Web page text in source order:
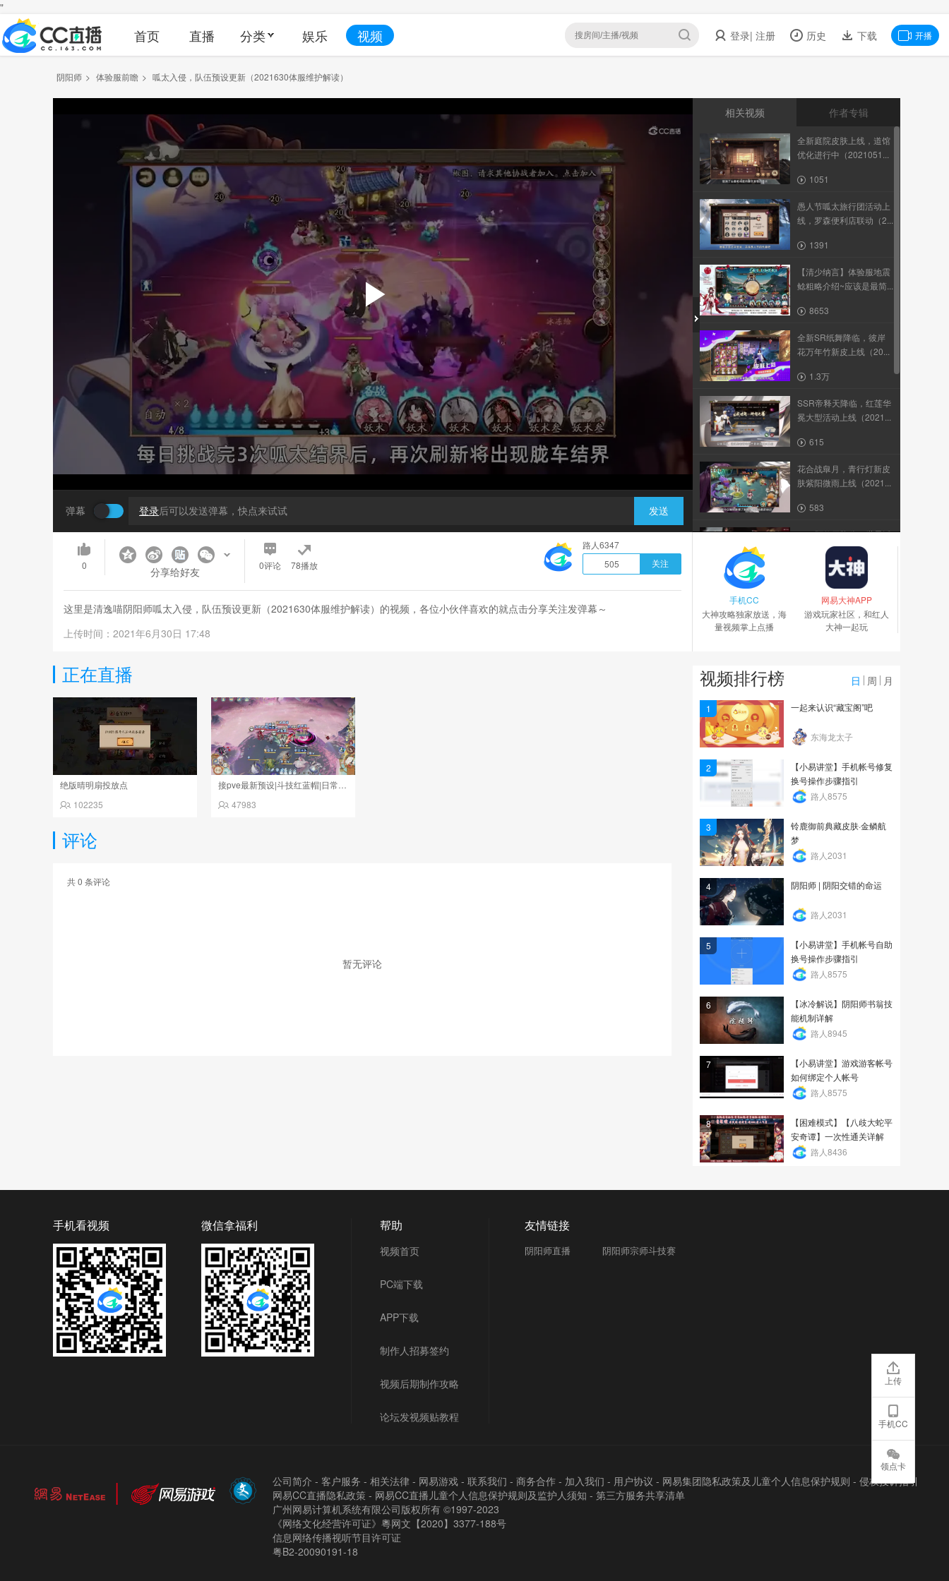
"
首页 直播 分类 娱乐 视频 登录| 注册 历史 下载 开播
阴阳师 > 体验服前瞻 > 呱太入侵，队伍预设更新（2021630体服维护解读）
弹幕 登录后可以发送弹幕，快点来试试 发送
相关视频 作者专辑
全新庭院皮肤上线，道馆
优化进行中（2021051...
1051
愚人节呱太旅行团活动上
线，罗森便利店联动（2...
1391
【清少纳言】体验服地震
鲶粗略介绍~应该是最简...
8653
全新SR纸舞降临，彼岸
花万年竹新皮上线（20...
1.3万
SSR帝释天降临，红莲华
冕大型活动上线（2021...
615
花合战臯月，青行灯新皮
肤紫阳微雨上线（2021...
583
SSR阿修罗降临，世界活
动天魔归来上线（2021...
帝释天自动AI优化，追月
神技能调整增强（2021...
将开启，蝉冰雪女首无...
1742
【阴阳师】小天狗召唤动
画，式神建模更新展示...
1.4万
0 分享给好友 0评论 78播放
路人6347
505
关注
这里是清逸喵阴阳师呱太入侵，队伍预设更新（2021630体服维护解读）的视频，各位小伙伴喜欢的就点击分享关注发弹幕～
上传时间：2021年6月30日 17:48
手机CC
大神攻略独家放送，海
量视频掌上点播
网易大神APP
游戏玩家社区，和红人
大神一起玩
正在直播
绝版晴明扇投放点
102235
47983
评论
共0 条评论
暂无评论
视频排行榜 日 周 月
1 一起来认识“藏宝阁”吧
东海龙太子
2
【小易讲堂】手机帐号修复
换号操作步骤指引
路人8575
3
铃鹿御前典藏皮肤·金鳞航
梦
路人2031
4 阴阳师 | 阴阳交错的命运
路人2031
5
【小易讲堂】手机帐号自助
换号操作步骤指引
路人8575
6
【冰冷解说】阴阳师书翁技
能机制详解
路人8945
7
【小易讲堂】游戏游客帐号
如何绑定个人帐号
路人8575
8
【困难模式】【八歧大蛇平
安奇谭】一次性通关详解
路人8436
手机看视频 微信拿福利 帮助
视频首页
PC端下载
APP下载
制作人招募签约
视频后期制作攻略
论坛发视频贴教程
友情链接
阴阳师直播 阴阳师宗师斗技赛
公司简介 - 客户服务 - 相关法律 - 网易游戏 - 联系我们 - 商务合作 - 加入我们 - 用户协议 - 网易集团隐私政策及儿童个人信息保护规则 - 侵权投诉指引
网易CC直播隐私政策 - 网易CC直播儿童个人信息保护规则及监护人须知 - 第三方服务共享清单
广州网易计算机系统有限公司版权所有 ©1997-2023
《网络文化经营许可证》粵网文【2020】3377-188号
信息网络传播视听节目许可证
粤B2-20090191-18
上传
手机CC
领点卡